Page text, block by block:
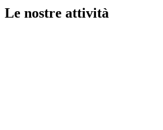
Le nostre attività